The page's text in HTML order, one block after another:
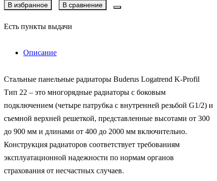
В избранное В сравнение
Есть пункты выдачи
Описание
Стальные панельные радиаторы Buderus Logatrend K-Profil
Тип 22 – это многорядные радиаторы с боковым
подключением (четыре патрубка с внутренней резьбой G1/2) и
съемной верхней решеткой, представленные высотами от 300
до 900 мм и длинами от 400 до 2000 мм включительно.
Конструкция радиаторов соответствует требованиям
эксплуатационной надежности по нормам органов
страхования от несчастных случаев.